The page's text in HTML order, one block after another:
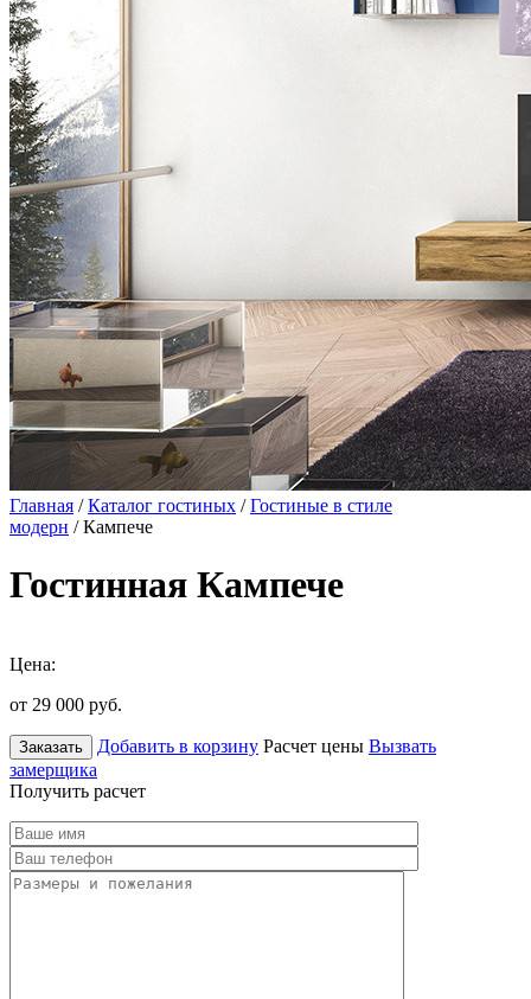
Главная /Каталог гостиных /Гостиные в стиле
модерн / Кампече
Гостинная Кампече
Цена:
от 29 000 руб.
Заказать Добавить в корзину Расчет цены Вызвать
замерщика
Получить расчет